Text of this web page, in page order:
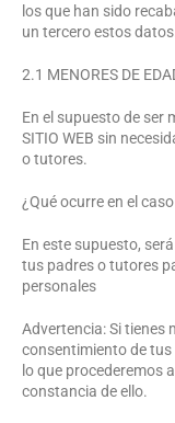
los que han sido
un tercero estos datos.
2.1 MENORES DE
En el supuesto de ser
SITIO WEB sin
o tutores.
¿Qué ocurre en el
En este supuesto,
tus padres o tutores
personales
Advertencia: Si tienes
consentimiento de
lo que procederemos
constancia de ello.